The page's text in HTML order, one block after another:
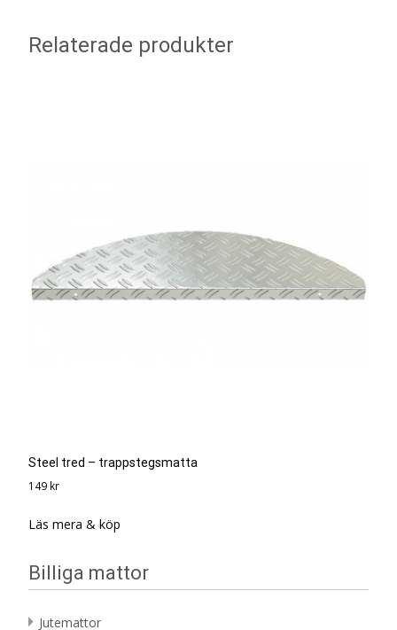
Relaterade produkter
Steel tred – trappstegsmatta
149 kr
Läs mera & köp
Billiga mattor
Jutemattor